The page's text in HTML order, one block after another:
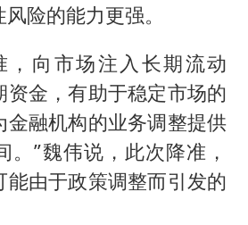
险的能力更强。
，向市场注入长期流动
资金，有助于稳定市场的
金融机构的业务调整提供
。”魏伟说，此次降准，
能由于政策调整而引发的